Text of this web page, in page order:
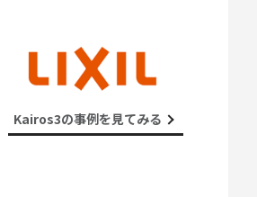
Kairos3の事例を見てみる